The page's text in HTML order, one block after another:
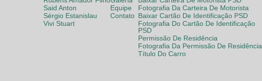
Said Anton
Sérgio Estanislau
Vivi Stuart
Equipe
Contato
Fotografia Da Carteira De Motorista
Baixar Cartão De Identificação PSD
Fotografia Do Cartão De Identificação
PSD
Permissão De Residência
Fotografia Da Permissão De Residência
Título Do Carro